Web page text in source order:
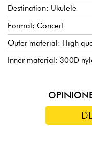
Destination: Ukulele
Format: Concert
Outer material: High
Inner material: 300D